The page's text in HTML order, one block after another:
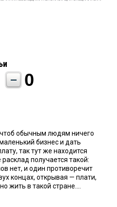
0
обычным людям ничего
бизнес и дать
так тут же находится
получается такой:
нет, и один противоречит
концах, открывая — плати,
жить в такой стране....